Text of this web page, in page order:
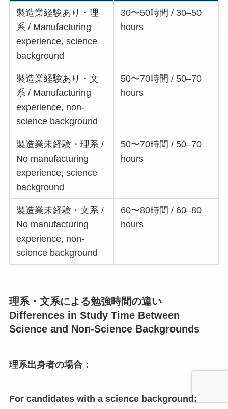
製造業経験あり・理
系 / Manufacturing
experience, science
background
30〜50時間 / 30–50
hours
製造業経験あり・文
系 / Manufacturing
experience, non-
science background
50〜70時間 / 50–70
hours
製造業未経験・理系 /
No manufacturing
experience, science
background
50〜70時間 / 50–70
hours
製造業未経験・文系 /
No manufacturing
experience, non-
science background
60〜80時間 / 60–80
hours
理系・文系による勉強時間の違い
Differences in Study Time Between
Science and Non-Science Backgrounds
理系出身者の場合：
For candidates with a science background: